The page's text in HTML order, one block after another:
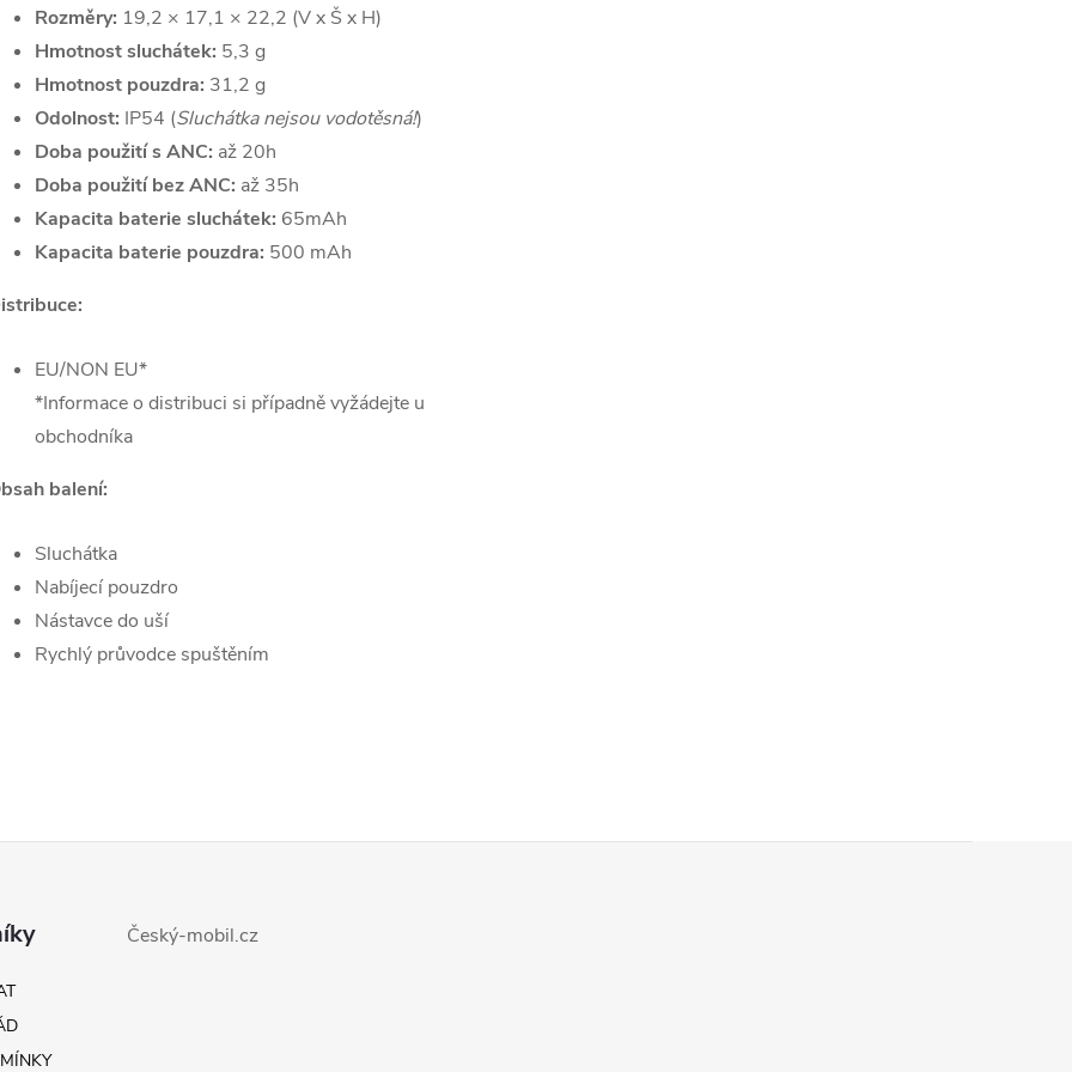
Rozměry: 19,2 × 17,1 × 22,2 (V x Š x H)
Hmotnost sluchátek: 5,3 g
Hmotnost pouzdra: 31,2 g
Odolnost: IP54 (Sluchátka nejsou vodotěsná!)
Doba použití s ANC: až 20h
Doba použití bez ANC: až 35h
Kapacita baterie sluchátek: 65mAh
Kapacita baterie pouzdra: 500 mAh
EU/NON EU*
*Informace o distribuci si případně vyžádejte u
obchodníka
balení:
Sluchátka
Nabíjecí pouzdro
Nástavce do uší
Rychlý průvodce spuštěním
Český-mobil.cz